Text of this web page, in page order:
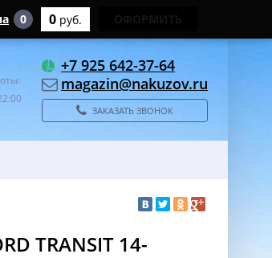
+7 925 642-37-64
magazin@nakuzov.ru
ЗАКАЗАТЬ ЗВОНОК
TRANSIT 14-
0 0 руб.